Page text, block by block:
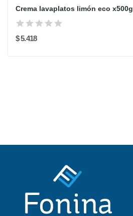
Crema lavaplatos limón eco x500g
$ 5.418